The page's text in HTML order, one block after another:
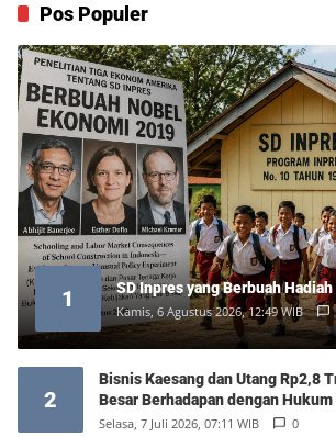
Pos Populer
1 SD Inpres yang Berbuah
Kamis, 6 Agustus 2026, 12:49 WIB
2
Bisnis Kaesang dan Utang Rp2,8
Besar Berhadapan dengan Hukum
Selasa, 7 Juli 2026, 07:11 WIB 0